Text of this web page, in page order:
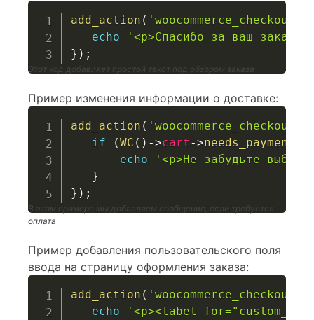
add_action (
echo
'<p>Спасибо за ваш
} ) ;
Этот код добавляет простой текст под обзором заказа
Пример изменения информации о доставке:
add_action (
if
(WC ( ) ->cart ->needs_payment
echo
'<p>Не забудьте
}
} ) ;
В этом примере мы добавляем сообщение, если требуется
оплата
Пример добавления пользовательского поля
ввода на страницу оформления заказа:
add_action (
echo
'<p><label